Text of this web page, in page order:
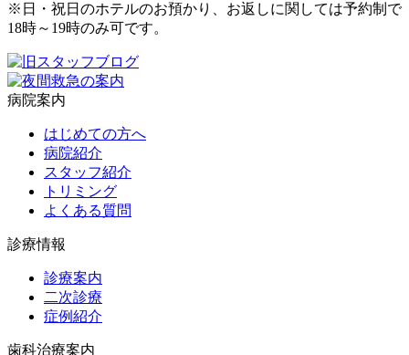
※日・祝日のホテルのお預かり、お返しに関しては予約制で
18時～19時のみ可です。
病院案内
はじめての方へ
病院紹介
スタッフ紹介
トリミング
よくある質問
診療情報
診療案内
二次診療
症例紹介
歯科治療案内